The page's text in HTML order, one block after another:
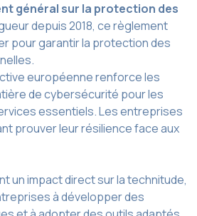
général sur la protection des
depuis 2018, ce règlement
pour garantir la protection des
européenne renforce les
de cybersécurité pour les
essentiels. Les entreprises
prouver leur résilience face aux
un impact direct sur la technitude,
à développer des